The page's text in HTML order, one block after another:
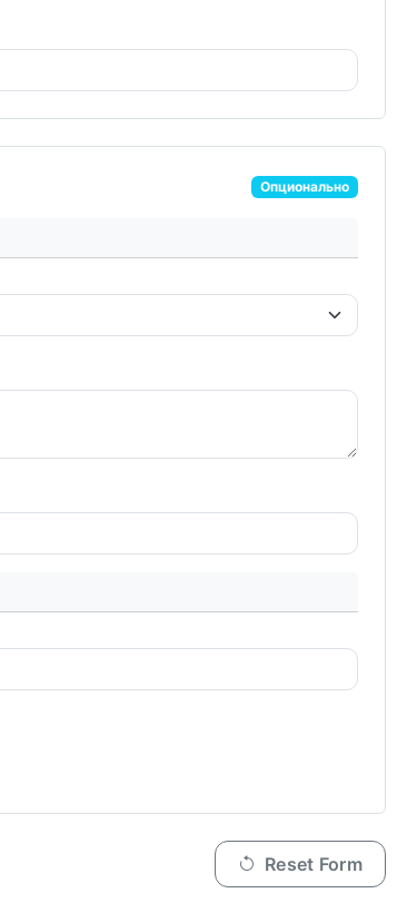
Опционально
Reset Form